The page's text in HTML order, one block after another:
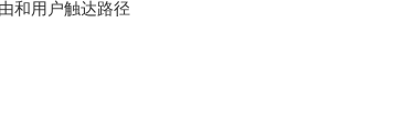
和用户触达路径